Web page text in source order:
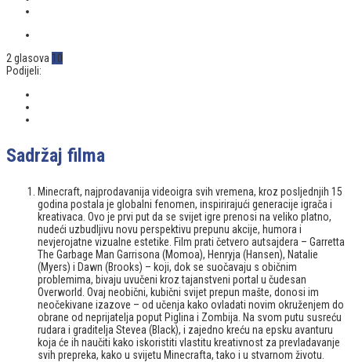
2 glasova 10
Podijeli:
Sadržaj filma
Minecraft, najprodavanija videoigra svih vremena, kroz posljednjih 15
godina postala je globalni fenomen, inspirirajući generacije igrača i
kreativaca. Ovo je prvi put da se svijet igre prenosi na veliko platno,
nudeći uzbudljivu novu perspektivu prepunu akcije, humora i
nevjerojatne vizualne estetike. Film prati četvero autsajdera – Garretta
The Garbage Man Garrisona (Momoa), Henryja (Hansen), Natalie
(Myers) i Dawn (Brooks) – koji, dok se suočavaju s običnim
problemima, bivaju uvučeni kroz tajanstveni portal u čudesan
Overworld. Ovaj neobični, kubični svijet prepun mašte, donosi im
neočekivane izazove – od učenja kako ovladati novim okruženjem do
obrane od neprijatelja poput Piglina i Zombija. Na svom putu susreću
rudara i graditelja Stevea (Black), i zajedno kreću na epsku avanturu
koja će ih naučiti kako iskoristiti vlastitu kreativnost za prevladavanje
svih prepreka, kako u svijetu Minecrafta, tako i u stvarnom životu.